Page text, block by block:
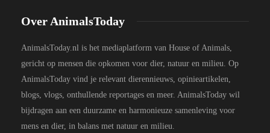
Over AnimalsToday
AnimalsToday.nl is het mediaplatform van House of Animals,
gericht op mensen die opkomen voor dier, natuur en milieu. Op
AnimalsToday vind je relevant dierennieuws, opinieartikelen,
blogs, vlogs, onthullende reportages en meer. AnimalsToday wil
bijdragen aan een duurzame en harmonieuze samenleving voor
mens en dier, in balans met natuur en milieu.